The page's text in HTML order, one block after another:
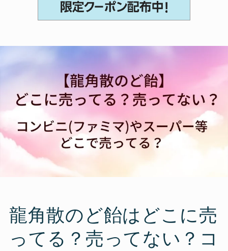
龍角散のど飴はどこに売
ってる？売ってない？コ